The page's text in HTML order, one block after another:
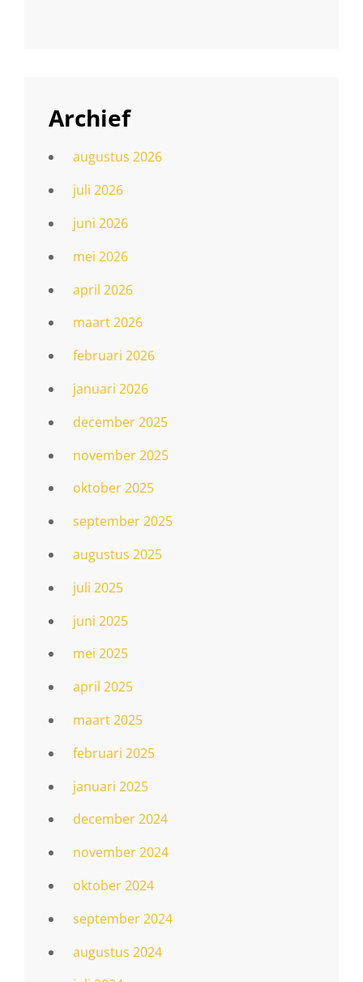
Archief
augustus 2026
juli 2026
juni 2026
mei 2026
april 2026
maart 2026
februari 2026
januari 2026
december 2025
november 2025
oktober 2025
september 2025
augustus 2025
juli 2025
juni 2025
mei 2025
april 2025
maart 2025
februari 2025
januari 2025
december 2024
november 2024
oktober 2024
september 2024
augustus 2024